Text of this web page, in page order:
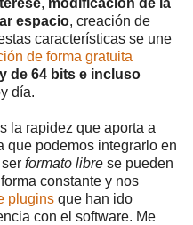
espacio, creación de
características se une
de forma gratuita
de 64 bits e incluso
día.
la rapidez que aporta a
que podemos integrarlo en
ser formato libre se pueden
constante y nos
plugins que han ido
con el software. Me